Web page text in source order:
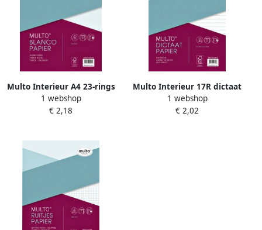
Multo Interieur A4 23-rings
blanco 50vel
1 webshop
€ 2,18
Multo Interieur 17R dictaat
80gr 50vel
1 webshop
€ 2,02